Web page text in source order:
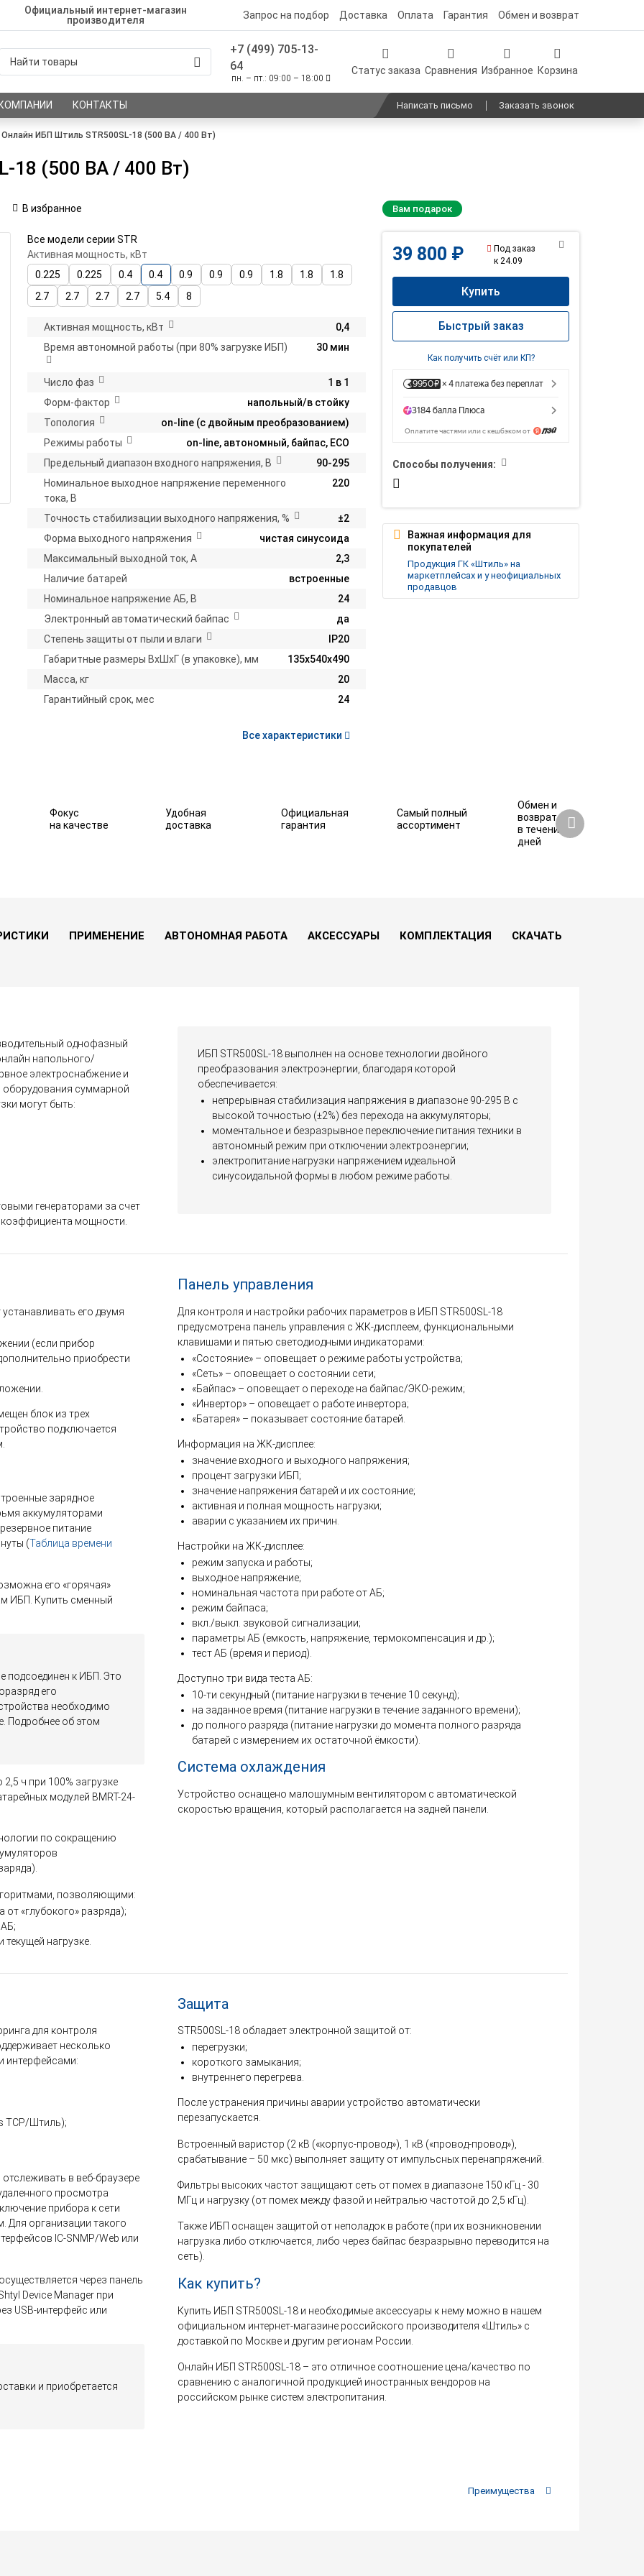
Официальный интернет-магазин
производителя
Запрос на подбор Доставка Оплата Гарантия Обмен и возврат
+7 (499) 705-13-
64
пн. – пт.: 09:00 – 18:00
Статус заказа Сравнения Избранное Корзина
КОНТАКТЫ Написать письмо Заказать звонок
Онлайн ИБП Штиль STR500SL-18 (500 ВА / 400 Вт)
18 (500 ВА / 400 Вт)
В избранное Вам подарок
Все модели серии STR
Активная мощность, кВт
0.225
0.225 0.4 0.4 0.9 0.9 0.9 1.8 1.8
1.8
2.7
2.7 2.7 2.7 5.4 8
Активная мощность, кВт
0,4
Время автономной работы (при 80% загрузке ИБП)
30 мин
Число фаз
1 в 1
Форм-фактор
напольный/в стойку
Топология
on-line (с двойным преобразованием)
Режимы работы
on-line, автономный, байпас, ECO
Предельный диапазон входного напряжения, В
90-295
Номинальное выходное напряжение переменного
тока, В
220
Точность стабилизации выходного напряжения, %
±2
Форма выходного напряжения
чистая синусоида
Максимальный выходной ток, А
2,3
Наличие батарей
встроенные
Номинальное напряжение АБ, В
24
Электронный автоматический байпас
да
Степень защиты от пыли и влаги
IP20
Габаритные размеры ВхШхГ (в упаковке), мм
135х540х490
Масса, кг
20
Гарантийный срок, мес
24
Все характеристики
39 800 ₽
Под заказ
к 24.09
Купить
Быстрый заказ
Как получить счёт или КП?
Способы получения:
Важная информация для
покупателей
Продукция ГК «Штиль» на
маркетплейсах и у неофициальных
продавцов
Фокус
на качестве
Удобная
доставка
Официальная
гарантия
Самый полный
ассортимент
Обмен и
возврат
в течение 7
дней
ПРИМЕНЕНИЕ АВТОНОМНАЯ РАБОТА АКСЕССУАРЫ КОМПЛЕКТАЦИЯ СКАЧАТЬ
однофазный
напольного/
электроснабжение и
оборудования суммарной
могут быть:
генераторами за счет
мощности.
ИБП STR500SL-18 выполнен на основе технологии двойного
преобразования электроэнергии, благодаря которой
обеспечивается:
непрерывная стабилизация напряжения в диапазоне 90-295 В с
высокой точностью (±2%) без перехода на аккумуляторы;
моментальное и безразрывное переключение питания техники в
автономный режим при отключении электроэнергии;
электропитание нагрузки напряжением идеальной
синусоидальной формы в любом режиме работы.
его двумя
(если прибор
приобрести
блок из трех
подключается
зарядное
аккумуляторами
питание
(Таблица времени
его «горячая»
ИБП. Купить сменный
подсоединен к ИБП. Это
его
необходимо
Подробнее об этом
ч при 100% загрузке
модулей BMRT-24-
по сокращению
позволяющими:
«глубокого» разряда);
нагрузке.
Панель управления
Для контроля и настройки рабочих параметров в ИБП STR500SL-18
предусмотрена панель управления с ЖК-дисплеем, функциональными
клавишами и пятью светодиодными индикаторами:
«Состояние» – оповещает о режиме работы устройства;
«Сеть» – оповещает о состоянии сети;
«Байпас» – оповещает о переходе на байпас/ЭКО-режим;
«Инвертор» – оповещает о работе инвертора;
«Батарея» – показывает состояние батарей.
Информация на ЖК-дисплее:
значение входного и выходного напряжения;
процент загрузки ИБП;
значение напряжения батарей и их состояние;
активная и полная мощность нагрузки;
аварии с указанием их причин.
Настройки на ЖК-дисплее:
режим запуска и работы;
выходное напряжение;
номинальная частота при работе от АБ;
режим байпаса;
вкл./выкл. звуковой сигнализации;
параметры АБ (емкость, напряжение, термокомпенсация и др.);
тест АБ (время и период).
Доступно три вида теста АБ:
10-ти секундный (питание нагрузки в течение 10 секунд);
на заданное время (питание нагрузки в течение заданного времени);
до полного разряда (питание нагрузки до момента полного разряда
батарей с измерением их остаточной ёмкости).
Система охлаждения
Устройство оснащено малошумным вентилятором с автоматической
скоростью вращения, который располагается на задней панели.
для контроля
несколько
интерфейсами:
TCP/Штиль);
в веб-браузере
просмотра
прибора к сети
Для организации такого
IC-SNMP/Web или
через панель
Device Manager при
USB-интерфейс или
и приобретается
Защита
STR500SL-18 обладает электронной защитой от:
перегрузки;
короткого замыкания;
внутреннего перегрева.
После устранения причины аварии устройство автоматически
перезапускается.
Встроенный варистор (2 кВ («корпус-провод»), 1 кВ («провод-провод»),
срабатывание – 50 мкс) выполняет защиту от импульсных перенапряжений.
Фильтры высоких частот защищают сеть от помех в диапазоне 150 кГц - 30
МГц и нагрузку (от помех между фазой и нейтралью частотой до 2,5 кГц).
Также ИБП оснащен защитой от неполадок в работе (при их возникновении
нагрузка либо отключается, либо через байпас безразрывно переводится на
сеть).
Как купить?
Купить ИБП STR500SL-18 и необходимые аксессуары к нему можно в нашем
официальном интернет-магазине российского производителя «Штиль» с
доставкой по Москве и другим регионам России.
Онлайн ИБП STR500SL-18 – это отличное соотношение цена/качество по
сравнению с аналогичной продукцией иностранных вендоров на
российском рынке систем электропитания.
Преимущества